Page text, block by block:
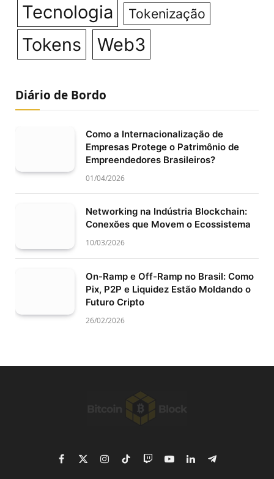
Tecnologia Tokenização
Tokens Web3
Diário de Bordo
Como a Internacionalização de
Empresas Protege o Patrimônio de
Empreendedores Brasileiros?
01/04/2026
Networking na Indústria Blockchain:
Conexões que Movem o Ecossistema
10/03/2026
On-Ramp e Off-Ramp no Brasil: Como
Pix, P2P e Liquidez Estão Moldando o
Futuro Cripto
26/02/2026
Facebook
X
Instagram
TikTokTwitchYouTubeLinkedInTelegram